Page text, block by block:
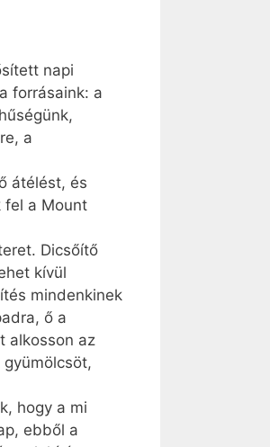
napi
forrásaink: a
a
átélést, és
fel a Mount
Dicsőítő
kívül
mindenkinek
ő a
alkosson az
hogy a mi
ebből a